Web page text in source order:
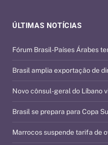
ÚLTIMAS NOTÍCIAS
Fórum Brasil-Países Árabes
Brasil amplia exportação de
Novo cônsul-geral do Líbano
Brasil se prepara para Copa
Marrocos suspende tarifa de